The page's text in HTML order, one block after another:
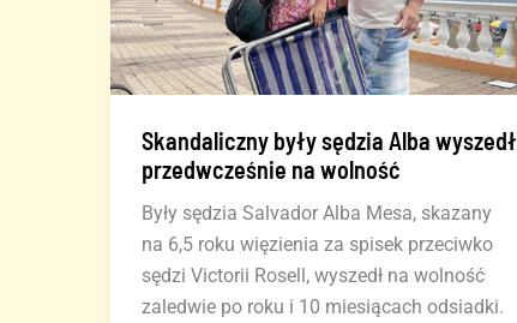
Skandaliczny były sędzia Alba wyszedł
przedwcześnie na wolność
Były sędzia Salvador Alba Mesa, skazany
na 6,5 roku więzienia za spisek przeciwko
sędzi Victorii Rosell, wyszedł na wolność
zaledwie po roku i 10 miesiącach odsiadki.